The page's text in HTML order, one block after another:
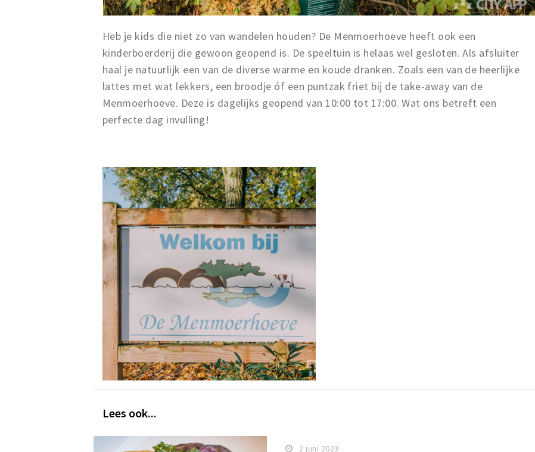
Heb je kids die niet zo van wandelen houden? De Menmoerhoeve heeft ook een
kinderboerderij die gewoon geopend is. De speeltuin is helaas wel gesloten. Als afsluiter
haal je natuurlijk een van de diverse warme en koude dranken. Zoals een van de heerlijke
lattes met wat lekkers, een broodje óf een puntzak friet bij de take-away van de
Menmoerhoeve. Deze is dagelijks geopend van 10:00 tot 17:00. Wat ons betreft een
perfecte dag invulling!
Lees ook...
2 juni 2023